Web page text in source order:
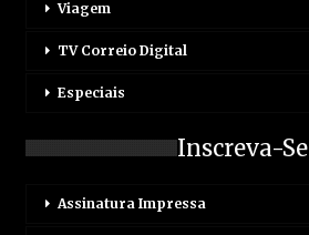
Viagem
TV Correio Digital
Especiais
Inscreva-Se
Assinatura Impressa